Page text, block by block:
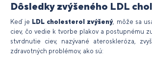
Dôsledky zvýšeného LDL
Keď je LDL cholesterol zvýšený, môže sa
ciev, čo vedie k tvorbe plakov a postupnému
stvrdnutie ciev, nazývané ateroskleróza,
zdravotných problémov, ako sú: